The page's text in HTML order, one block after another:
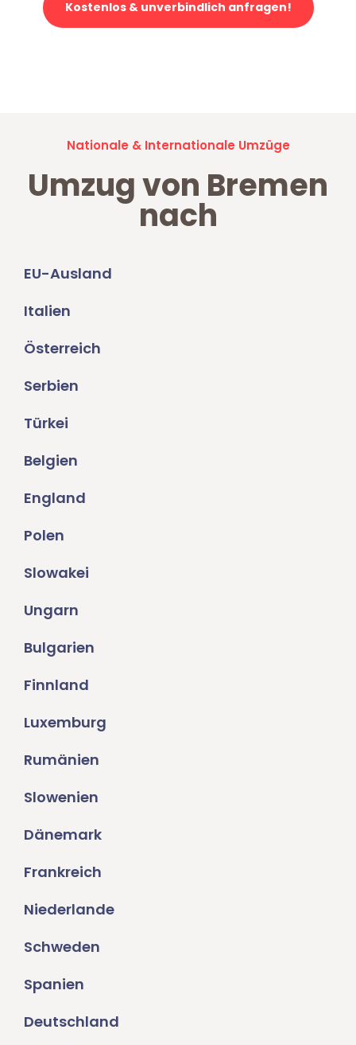
Kostenlos & unverbindlich anfragen!
Nationale & Internationale Umzüge
Umzug von Bremen
nach
EU-Ausland
Italien
Österreich
Serbien
Türkei
Belgien
England
Polen
Slowakei
Ungarn
Bulgarien
Finnland
Luxemburg
Rumänien
Slowenien
Dänemark
Frankreich
Niederlande
Schweden
Spanien
Deutschland